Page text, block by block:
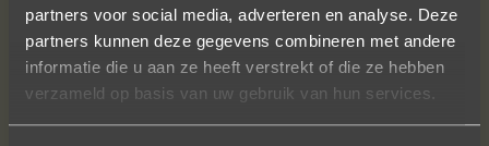
partners voor social media, adverteren en analyse. Deze
partners kunnen deze gegevens combineren met andere
informatie die u aan ze heeft verstrekt of die ze hebben
verzameld op basis van uw gebruik van hun services.
Wat een vakmanschap! De sierraden
zijn gewoon prachtig en subtiel
tegelijk. Héél veel waar voor je geld. In
het echt zijn ze eigenlijk mooier dan
op de foto's.